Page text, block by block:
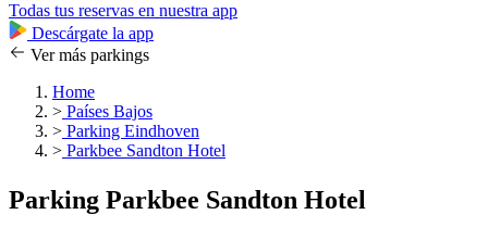
Todas tus reservas en nuestra app
Descárgate la app
Ver más parkings
Home
> Países Bajos
> Parking Eindhoven
> Parkbee Sandton Hotel
Parking Parkbee Sandton Hotel